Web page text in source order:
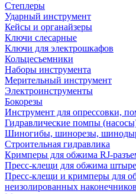
Степлеры
Ударный инструмент
Кейсы и органайзеры
Ключи слесарные
Ключи для электрошкафов
Кольцесъемники
Наборы инструмента
Мерительный инструмент
Электроинструменты
Бокорезы
Инструмент для опрессовки,
Гидравлические помпы
Шиногибы, шинорезы,
Строительная гидравлика
Кримперы для обжима RJ-
Пресс-клещи для обжима
Пресс-клещи и кримперы для
неизолированных наконечников